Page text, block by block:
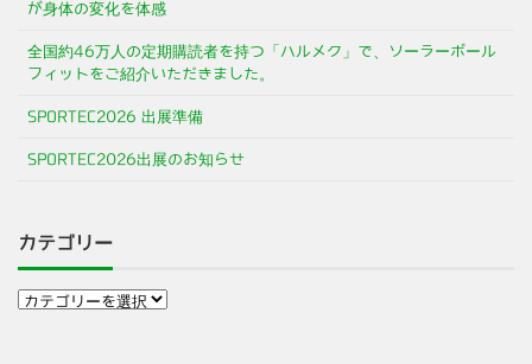
が身体の変化を体感
全国約46万人の定期購読者を持つ「ハルメク」で、ソーラーポール
フィットをご紹介いただきました。
SPORTEC2026 出展準備
SPORTEC2026出展のお知らせ
カテゴリー